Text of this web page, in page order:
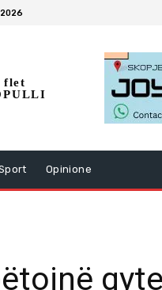
flet
Opinione